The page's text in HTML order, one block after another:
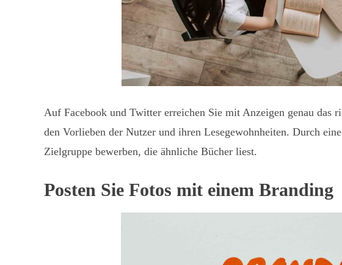
Auf Facebook und Twitter erreichen Sie mit Anzeigen genau das
den Vorlieben der Nutzer und ihren Lesegewohnheiten. Durch
Zielgruppe bewerben, die ähnliche Bücher liest.
Posten Sie Fotos mit einem Branding